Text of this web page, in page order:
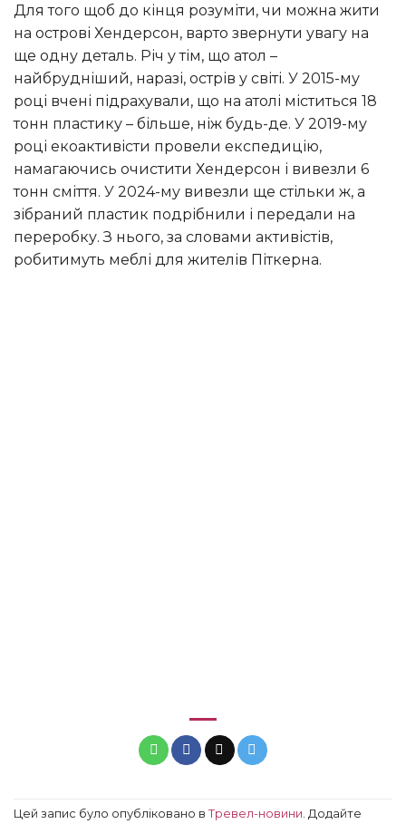
Для того щоб до кінця розуміти, чи можна жити
на острові Хендерсон, варто звернути увагу на
ще одну деталь. Річ у тім, що атол –
найбрудніший, наразі, острів у світі. У 2015-му
році вчені підрахували, що на атолі міститься 18
тонн пластику – більше, ніж будь-де. У 2019-му
році екоактивісти провели експедицію,
намагаючись очистити Хендерсон і вивезли 6
тонн сміття. У 2024-му вивезли ще стільки ж, а
зібраний пластик подрібнили і передали на
переробку. З нього, за словами активістів,
робитимуть меблі для жителів Піткерна.
Цей запис було опубліковано в Тревел-новини. Додайте